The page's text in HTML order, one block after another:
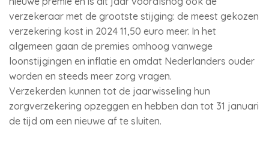
verzekeraar met de grootste stijging: de meest gekozen
verzekering kost in 2024 11,50 euro meer. In het
algemeen gaan de premies omhoog vanwege
loonstijgingen en inflatie en omdat Nederlanders ouder
worden en steeds meer zorg vragen.
Verzekerden kunnen tot de jaarwisseling hun
zorgverzekering opzeggen en hebben dan tot 31 januari
de tijd om een nieuwe af te sluiten.